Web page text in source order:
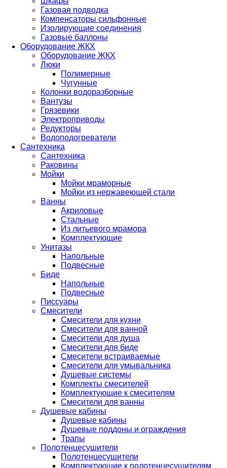
Газовая подводка
Компенсаторы сильфонные
Изолирующие соединения
Газовые баллоны
Оборудование ЖКХ
Оборудование ЖКХ
Люки
Полимерные
Чугунные
Колонки водоразборные
Вантузы
Грязевики
Электроприводы
Редукторы
Водоподогреватели
Сантехника
Сантехника
Раковины
Мойки
Мойки мраморные
Мойки из нержавеющей стали
Ванны
Акриловые
Стальные
Из литьевого мрамора
Комплектующие
Унитазы
Напольные
Подвесные
Биде
Напольные
Подвесные
Писсуары
Смесители
Смесители для кухни
Смесители для ванной
Смесители для душа
Смесители для биде
Смесители встраиваемые
Смесители для умывальника
Душевые системы
Комплекты смесителей
Комплектующие к смесителям
Смесители для ванны
Душевые кабины
Душевые кабины
Душевые поддоны и ограждения
Трапы
Полотенцесушители
Полотенцесушители
Комплектующие к полотенцесушителям